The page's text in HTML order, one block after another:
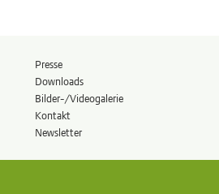
Presse
Downloads
Bilder-/Videogalerie
Kontakt
Newsletter